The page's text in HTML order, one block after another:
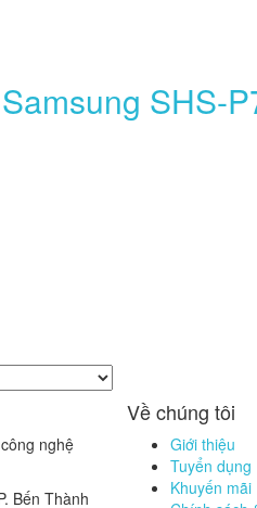
SHS-
nghệ
Bến Thành
Về chúng tôi
Giới thiệu
Tuyển dụng
Khuyến mãi